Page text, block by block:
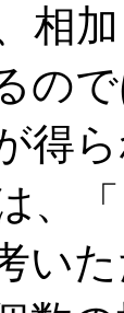
相
の
得
、
い